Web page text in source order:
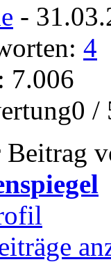
-
4
7.006
/
Beitrag